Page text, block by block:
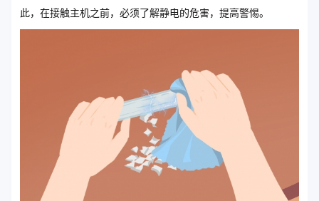
此，在接触主机之前，必须了解静电的危害，提高警惕。